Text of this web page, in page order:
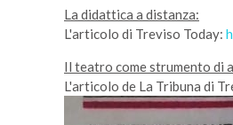
La didattica a distanza:
L'articolo di Treviso Today:
Il teatro come strumento di
L'articolo de La Tribuna di